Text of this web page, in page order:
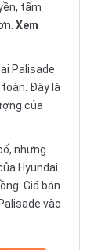
tấm
Xem
Palisade
Đây là
của
nhưng
Hyundai
Giá bán
vào